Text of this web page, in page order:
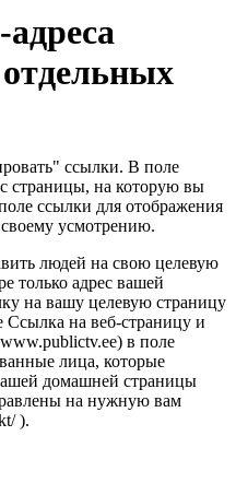
ссылки. В поле
страницы, на которую вы
ссылки для отображения
усмотрению.
людей на свою целевую
только адрес вашей
на вашу целевую страницу
Ссылка на веб-страницу и
в поле
лица, которые
домашней страницы
на нужную вам
).